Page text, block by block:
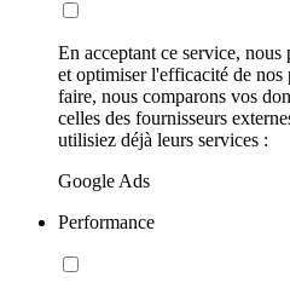
En acceptant ce service,
et optimiser l'efficacité de
faire, nous comparons vos
celles des fournisseurs
utilisiez déjà leurs services :
Google Ads
Performance